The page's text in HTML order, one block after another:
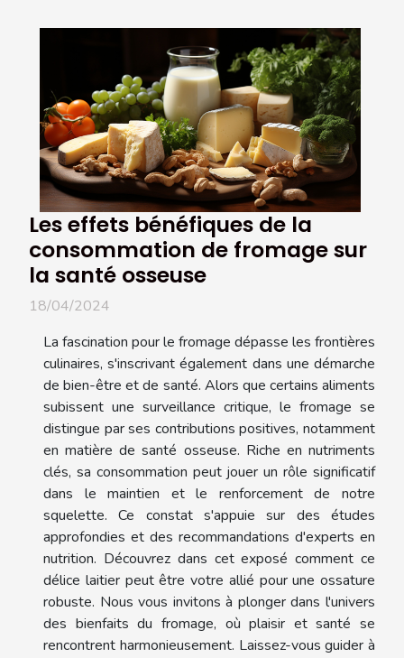
Les effets bénéfiques de la
consommation de fromage sur
la santé osseuse
18/04/2024
La fascination pour le fromage dépasse les frontières
culinaires, s'inscrivant également dans une démarche
de bien-être et de santé. Alors que certains aliments
subissent une surveillance critique, le fromage se
distingue par ses contributions positives, notamment
en matière de santé osseuse. Riche en nutriments
clés, sa consommation peut jouer un rôle significatif
dans le maintien et le renforcement de notre
squelette. Ce constat s'appuie sur des études
approfondies et des recommandations d'experts en
nutrition. Découvrez dans cet exposé comment ce
délice laitier peut être votre allié pour une ossature
robuste. Nous vous invitons à plonger dans l'univers
des bienfaits du fromage, où plaisir et santé se
rencontrent harmonieusement. Laissez-vous guider à